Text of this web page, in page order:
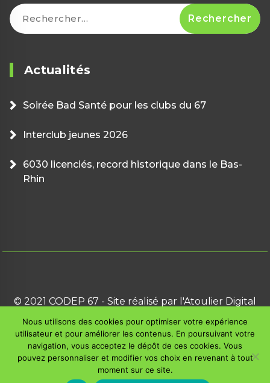
Rechercher :
Actualités
Soirée Bad Santé pour les clubs du 67
Interclub jeunes 2026
6030 licenciés, record historique dans le Bas-
Rhin
© 2021 CODEP 67 - Site réalisé par l'Atoulier Digital
Politique de confidentialité
Mentions légales
Nous utilisons des cookies pour optimiser votre expérience
utilisateur et pour améliorer les contenus. En poursuivant votre
navigation, vous acceptez le dépôt de ces cookies. Vous
pouvez personnaliser et modifier vos choix en revenant à tout
moment sur ce site.